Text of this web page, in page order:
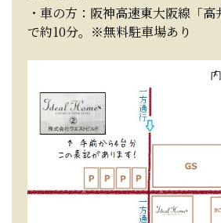
・車の方：阪神高速東大阪線「
で約10分。※無料駐車場あり